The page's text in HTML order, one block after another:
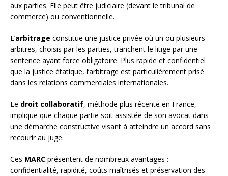
aux parties. Elle peut être judiciaire (devant le tribunal de
commerce) ou conventionnelle.
L’arbitrage constitue une justice privée où un ou plusieurs
arbitres, choisis par les parties, tranchent le litige par une
sentence ayant force obligatoire. Plus rapide et confidentiel
que la justice étatique, l’arbitrage est particulièrement prisé
dans les relations commerciales internationales.
Le droit collaboratif, méthode plus récente en France,
implique que chaque partie soit assistée de son avocat dans
une démarche constructive visant à atteindre un accord sans
recourir au juge.
Ces MARC présentent de nombreux avantages :
confidentialité, rapidité, coûts maîtrisés et préservation des